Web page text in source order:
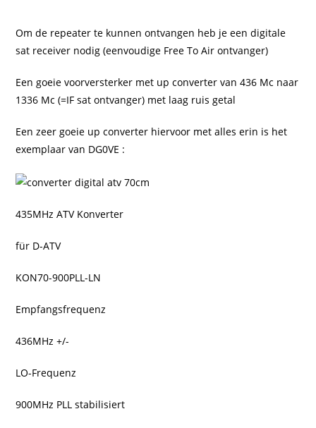
Om de repeater te kunnen ontvangen heb je een digitale
sat receiver nodig (eenvoudige Free To Air ontvanger)
Een goeie voorversterker met up converter van 436 Mc naar
1336 Mc (=IF sat ontvanger) met laag ruis getal
Een zeer goeie up converter hiervoor met alles erin is het
exemplaar van DG0VE :
435MHz ATV Konverter
für D-ATV
KON70-900PLL-LN
Empfangsfrequenz
436MHz +/-
LO-Frequenz
900MHz PLL stabilisiert